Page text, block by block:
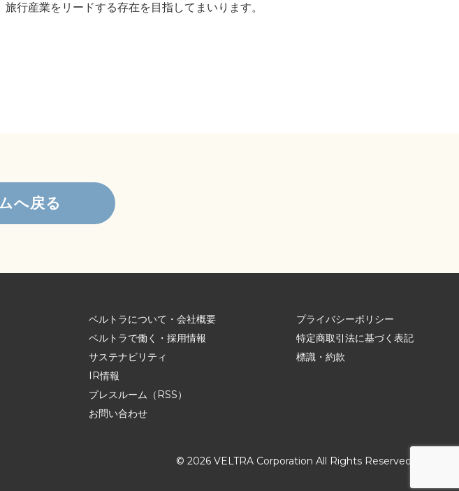
行産業をリードする存在を目指してまいります。
へ戻る
ベルトラについて・会社概要
ベルトラで働く・採用情報
サステナビリティ
IR情報
プレスルーム （RSS）
お問い合わせ
プライバシーポリシー
特定商取引法に基づく表記
標識・約款
© 2026 VELTRA Corporation All Rights Reserved.